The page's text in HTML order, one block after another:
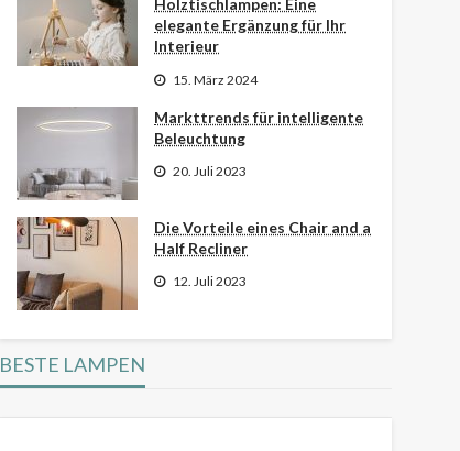
Holztischlampen: Eine
elegante Ergänzung für Ihr
Interieur
15. März 2024
Markttrends für intelligente
Beleuchtung
20. Juli 2023
Die Vorteile eines Chair and a
Half Recliner
12. Juli 2023
BESTE LAMPEN